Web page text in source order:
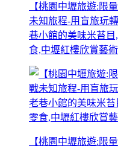
【桃園中壢旅遊:限
未知旅程-用盲旅玩
巷小館的美味米苔
食,中壢紅樓欣賞藝
【桃園中壢旅遊:限